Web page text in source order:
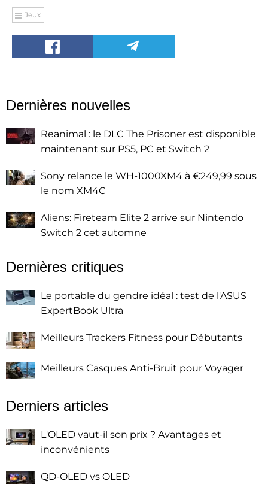
Jeux
Dernières nouvelles
Reanimal : le DLC The Prisoner est disponible
maintenant sur PS5, PC et Switch 2
Sony relance le WH-1000XM4 à €249,99 sous
le nom XM4C
Aliens: Fireteam Elite 2 arrive sur Nintendo
Switch 2 cet automne
Dernières critiques
Le portable du gendre idéal : test de l'ASUS
ExpertBook Ultra
Meilleurs Trackers Fitness pour Débutants
Meilleurs Casques Anti-Bruit pour Voyager
Derniers articles
L'OLED vaut-il son prix ? Avantages et
inconvénients
QD-OLED vs OLED